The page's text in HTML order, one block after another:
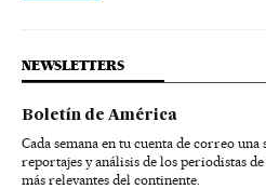
NEWSLETTERS
Boletín de América
Cada semana en tu cuenta de correo una
reportajes y análisis de los periodistas
más relevantes del continente.